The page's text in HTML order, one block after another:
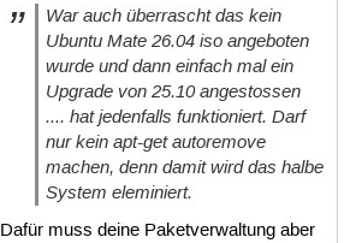
War auch überrascht das kein
Ubuntu Mate 26.04 iso angeboten
wurde und dann einfach mal ein
Upgrade von 25.10 angestossen
.... hat jedenfalls funktioniert. Darf
nur kein apt-get autoremove
machen, denn damit wird das halbe
System eleminiert.
Dafür muss deine Paketverwaltung aber